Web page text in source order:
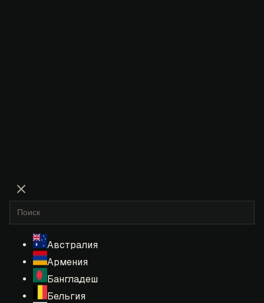
Австралия
Армения
Бангладеш
Бельгия